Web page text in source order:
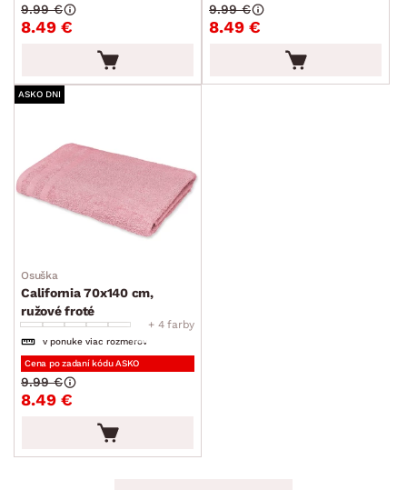
8.49 €
9.99 €
8.49 €
9.99 €
ASKO DNI
Osuška
California 70x140 cm,
ružové froté
+ 4 farby
v ponuke viac rozmerov
Cena po zadaní kódu ASKO
8.49 €
9.99 €